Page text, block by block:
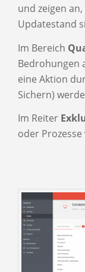
und zeigen
Updatestand
Im Bereich
Bedrohungen
eine Aktion
Sichern)
Im Reiter
oder